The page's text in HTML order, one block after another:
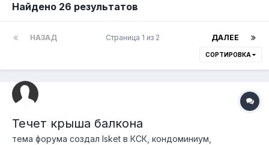
Найдено 26 результатов
НАЗАД ДАЛЕЕ
Страница 1 из 2
СОРТИРОВКА
Течет крыша балкона
тема форума создал Isket в КСК, кондоминиум,